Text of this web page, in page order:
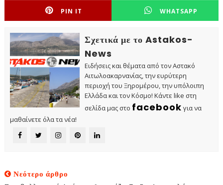
PIN IT WHATSAPP
Σχετικά με το Astakos-
News
Ειδήσεις και θέματα από τον Αστακό
Αιτωλοακαρνανίας, την ευρύτερη
περιοχή του Ξηρομέρου, την υπόλοιπη
Ελλάδα και τον Κόσμο! Κάντε like στη
σελίδα μας στο facebook για να
μαθαίνετε όλα τα νέα!
Νεότερο άρθρο